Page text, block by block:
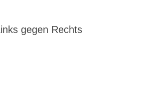
gegen Rechts